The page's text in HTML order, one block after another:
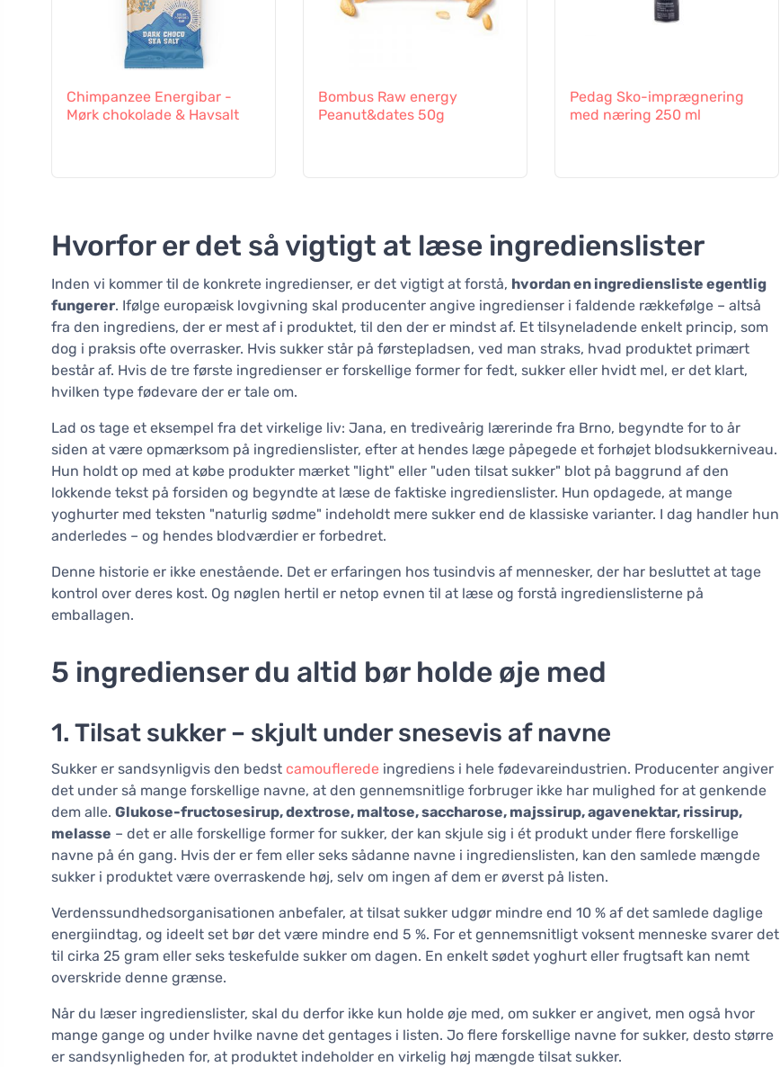
Chimpanzee Energibar -
Mørk chokolade & Havsalt
Bombus Raw energy
Peanut&dates 50g
Pedag Sko-imprægnering
med næring 250 ml
Hvorfor er det så vigtigt at læse ingredienslister
Inden vi kommer til de konkrete ingredienser, er det vigtigt at forstå, hvordan en ingrediensliste egentlig
fungerer. Ifølge europæisk lovgivning skal producenter angive ingredienser i faldende rækkefølge – altså
fra den ingrediens, der er mest af i produktet, til den der er mindst af. Et tilsyneladende enkelt princip, som
dog i praksis ofte overrasker. Hvis sukker står på førstepladsen, ved man straks, hvad produktet primært
består af. Hvis de tre første ingredienser er forskellige former for fedt, sukker eller hvidt mel, er det klart,
hvilken type fødevare der er tale om.
Lad os tage et eksempel fra det virkelige liv: Jana, en trediveårig lærerinde fra Brno, begyndte for to år
siden at være opmærksom på ingredienslister, efter at hendes læge påpegede et forhøjet blodsukkerniveau.
Hun holdt op med at købe produkter mærket "light" eller "uden tilsat sukker" blot på baggrund af den
lokkende tekst på forsiden og begyndte at læse de faktiske ingredienslister. Hun opdagede, at mange
yoghurter med teksten "naturlig sødme" indeholdt mere sukker end de klassiske varianter. I dag handler hun
anderledes – og hendes blodværdier er forbedret.
Denne historie er ikke enestående. Det er erfaringen hos tusindvis af mennesker, der har besluttet at tage
kontrol over deres kost. Og nøglen hertil er netop evnen til at læse og forstå ingredienslisterne på
emballagen.
5 ingredienser du altid bør holde øje med
1. Tilsat sukker – skjult under snesevis af navne
Sukker er sandsynligvis den bedst camouflerede ingrediens i hele fødevareindustrien. Producenter angiver
det under så mange forskellige navne, at den gennemsnitlige forbruger ikke har mulighed for at genkende
dem alle. Glukose-fructosesirup, dextrose, maltose, saccharose, majssirup, agavenektar, rissirup,
melasse – det er alle forskellige former for sukker, der kan skjule sig i ét produkt under flere forskellige
navne på én gang. Hvis der er fem eller seks sådanne navne i ingredienslisten, kan den samlede mængde
sukker i produktet være overraskende høj, selv om ingen af dem er øverst på listen.
Verdenssundhedsorganisationen anbefaler, at tilsat sukker udgør mindre end 10 % af det samlede daglige
energiindtag, og ideelt set bør det være mindre end 5 %. For et gennemsnitligt voksent menneske svarer det
til cirka 25 gram eller seks teskefulde sukker om dagen. En enkelt sødet yoghurt eller frugtsaft kan nemt
overskride denne grænse.
Når du læser ingredienslister, skal du derfor ikke kun holde øje med, om sukker er angivet, men også hvor
mange gange og under hvilke navne det gentages i listen. Jo flere forskellige navne for sukker, desto større
er sandsynligheden for, at produktet indeholder en virkelig høj mængde tilsat sukker.